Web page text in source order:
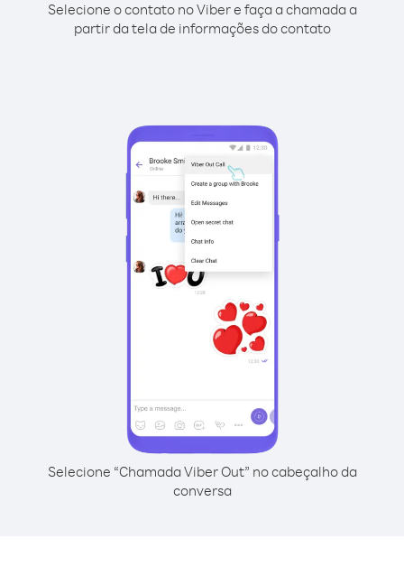
Selecione o contato no Viber e faça a chamada a
partir da tela de informações do contato
Selecione “Chamada Viber Out” no cabeçalho da
conversa